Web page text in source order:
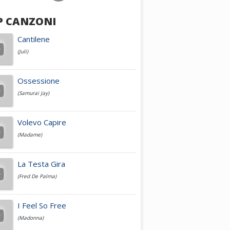
Achille Lauro
Cesare Cremonini
Jovanotti
Fedez
Simone Cristicchi
CANZONI
Cantilene
(Juli)
Ossessione
(Samurai Jay)
Volevo Capire
(Madame)
La Testa Gira
(Fred De Palma)
I Feel So Free
(Madonna)